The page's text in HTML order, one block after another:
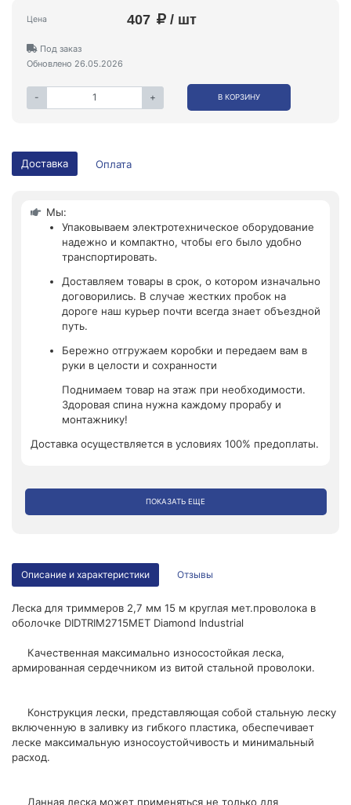
Цена 407 / шт
Под заказ
Обновлено 26.05.2026
- + В КОРЗИНУ
Доставка Оплата
Мы:
Упаковываем электротехническое оборудование
надежно и компактно, чтобы его было удобно
транспортировать.
Доставляем товары в срок, о котором изначально
договорились. В случае жестких пробок на
дороге наш курьер почти всегда знает объездной
путь.
Бережно отгружаем коробки и передаем вам в
руки в целости и сохранности
Поднимаем товар на этаж при необходимости.
Здоровая спина нужна каждому прорабу и
монтажнику!
Доставка осуществляется в условиях 100% предоплаты.
ПОКАЗАТЬ ЕЩЕ
Описание и характеристики Отзывы
Леска для триммеров 2,7 мм 15 м круглая мет.проволока в
оболочке DIDTRIM2715MET Diamond Industrial
Качественная максимально износостойкая леска,
армированная сердечником из витой стальной проволоки.
Конструкция лески, представляющая собой стальную леску
включенную в заливку из гибкого пластика, обеспечивает
леске максимальную износоустойчивость и минимальный
расход.
Данная леска может применяться не только для